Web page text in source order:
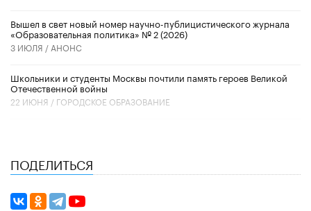
Вышел в свет новый номер научно-публицистического журнала
«Образовательная политика» № 2 (2026)
3 ИЮЛЯ / АНОНС
Школьники и студенты Москвы почтили память героев Великой
Отечественной войны
22 ИЮНЯ / ГОРОДСКОЕ ОБРАЗОВАНИЕ
ПОДЕЛИТЬСЯ